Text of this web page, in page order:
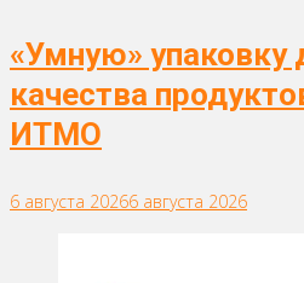
«Умную» упаковку
качества
ИТМО
6 августа 20266 августа 2026